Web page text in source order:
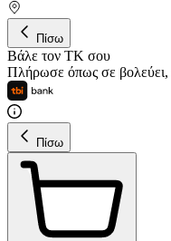
Πίσω
Βάλε τον ΤΚ σου
Πλήρωσε όπως σε βολεύει,
Πίσω